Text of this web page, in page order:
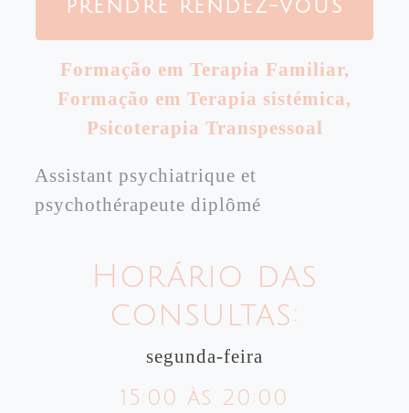
PRENDRE RENDEZ-VOUS
Formação em Terapia Familiar,
Formação em Terapia sistémica,
Psicoterapia Transpessoal
Assistant psychiatrique et
psychothérapeute diplômé
Horário das
consultas:
segunda-feira
15:00 às 20:00